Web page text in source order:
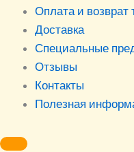
Оплата и возврат
Доставка
Специальные
Отзывы
Контакты
Полезная